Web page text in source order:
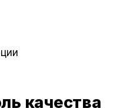
качества